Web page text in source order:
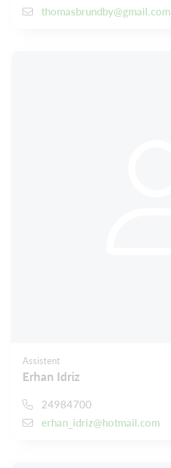
thomasbrundby@gmail.com
Assistent
Erhan Idriz
24984700
erhan_idriz@hotmail.com